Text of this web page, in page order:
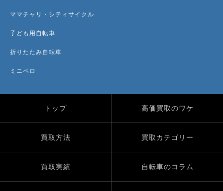
ママチャリ・シティサイクル
子ども用自転車
折りたたみ自転車
ミニベロ
トップ 高価買取のワケ
買取方法 買取カテゴリー
買取実績 自転車のコラム